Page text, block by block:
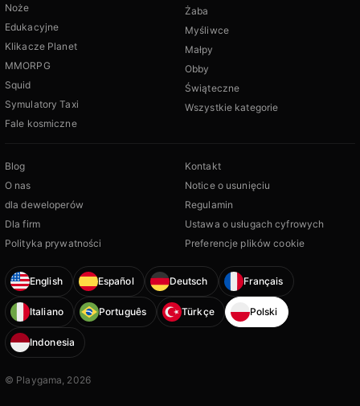
Noże
Edukacyjne
Klikacze Planet
MMORPG
Squid
Symulatory Taxi
Fale kosmiczne
Żaba
Myśliwce
Małpy
Obby
Świąteczne
Wszystkie kategorie
Blog
O nas
dla deweloperów
Dla firm
Polityka prywatności
Kontakt
Notice o usunięciu
Regulamin
Ustawa o usługach cyfrowych
Preferencje plików cookie
English Español Deutsch Français
Italiano Português Türkçe Polski
Indonesia
© Playgama, 2026